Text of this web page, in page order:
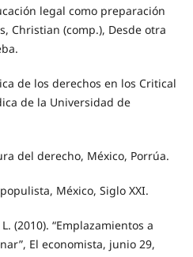
legal como preparación
Christian (comp.), Desde otra
de los derechos en los Critical
de la Universidad de
del derecho, México, Porrúa.
México, Siglo XXI.
L. (2010). “Emplazamientos a
El economista, junio 29,